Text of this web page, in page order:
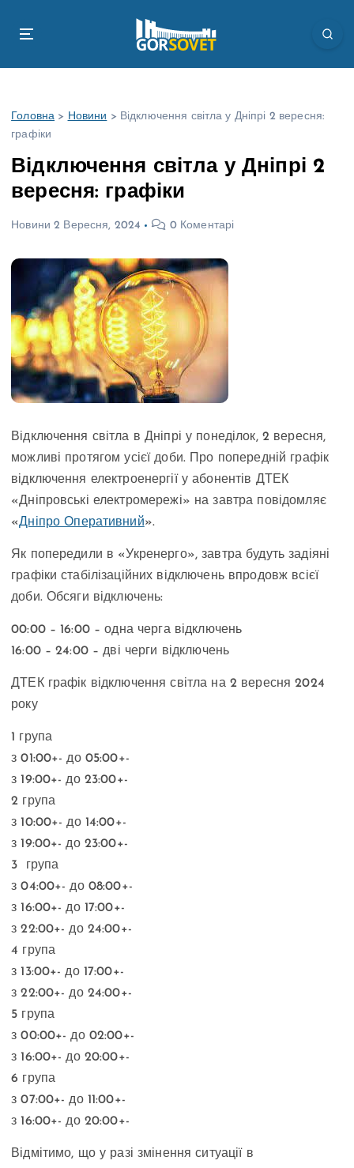
Головна > Новини > Відключення світла у Дніпрі 2 вересня:
графіки
Відключення світла у Дніпрі 2
вересня: графіки
Новини 2 Вересня, 2024 0 Коментарі
Відключення світла в Дніпрі у понеділок, 2 вересня,
можливі протягом усієї доби. Про попередній графік
відключення електроенергії у абонентів ДТЕК
«Дніпровські електромережі» на завтра повідомляє
«Дніпро Оперативний».
Як попередили в «Укренерго», завтра будуть задіяні
графіки стабілізаційних відключень впродовж всієї
доби. Обсяги відключень:
00:00 – 16:00 – одна черга відключень
16:00 – 24:00 – дві черги відключень
ДТЕК графік відключення світла на 2 вересня 2024
року
1 група
з 01:00+- до 05:00+-
з 19:00+- до 23:00+-
2 група
з 10:00+- до 14:00+-
з 19:00+- до 23:00+-
3 група
з 04:00+- до 08:00+-
з 16:00+- до 17:00+-
з 22:00+- до 24:00+-
4 група
з 13:00+- до 17:00+-
з 22:00+- до 24:00+-
5 група
з 00:00+- до 02:00+-
з 16:00+- до 20:00+-
6 група
з 07:00+- до 11:00+-
з 16:00+- до 20:00+-
Відмітимо, що у разі змінення ситуації в